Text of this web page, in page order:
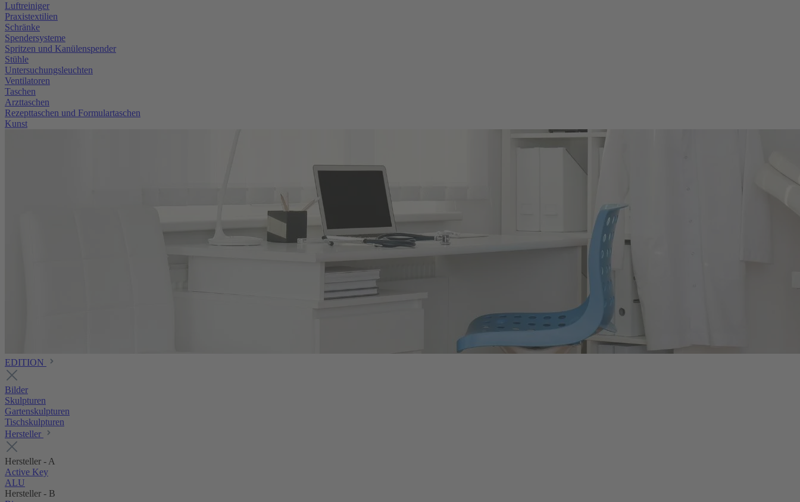
Luftreiniger
Praxistextilien
Schränke
Spendersysteme
Spritzen und Kanülenspender
Stühle
Untersuchungsleuchten
Ventilatoren
Taschen
Arzttaschen
Rezepttaschen und Formulartaschen
Kunst
EDITION
Bilder
Skulpturen
Gartenskulpturen
Tischskulpturen
Hersteller
Hersteller - A
Active Key
ALU
Hersteller - B